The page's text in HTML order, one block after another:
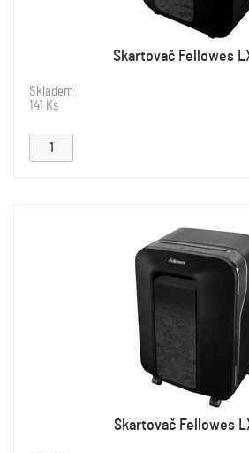
Skartovač Fellowes
Skladem
141 Ks
Skartovač Fellowes